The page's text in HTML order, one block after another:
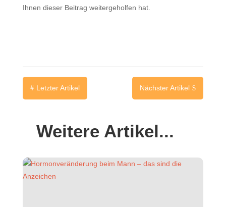
Ihnen dieser Beitrag weitergeholfen hat.
# Letzter Artikel Nächster Artikel $
Weitere Artikel...